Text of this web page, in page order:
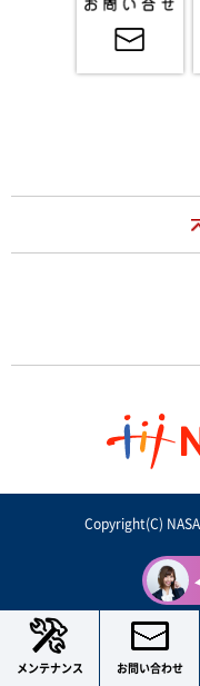
Copyright(C)
メンテナンス お問い合わせ